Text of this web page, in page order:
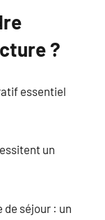
?
essentiel
un
de séjour : un